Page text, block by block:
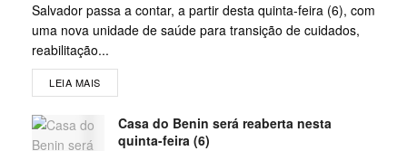
Salvador passa a contar, a partir desta quinta-feira (6), com
uma nova unidade de saúde para transição de cuidados,
reabilitação...
LEIA MAIS
Casa do Benin será reaberta nesta
quinta-feira (6)